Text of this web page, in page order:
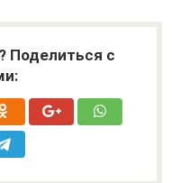
Поделиться с